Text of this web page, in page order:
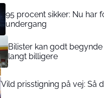
95 procent sikker: Nu har
undergang
Bilister kan godt
langt billigere
Vild prisstigning på vej: Så